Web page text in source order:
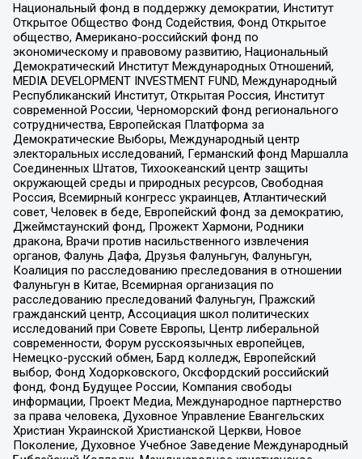
Национальный фонд в поддержку демократии, Институт
Открытое Общество Фонд Содействия, Фонд Открытое
общество, Американо-российский фонд по
экономическому и правовому развитию, Национальный
Демократический Институт Международных Отношений,
MEDIA DEVELOPMENT INVESTMENT FUND, Международный
Республиканский Институт, Открытая Россия, Институт
современной России, Черноморский фонд регионального
сотрудничества, Европейская Платформа за
Демократические Выборы, Международный центр
электоральных исследований, Германский фонд Маршалла
Соединенных Штатов, Тихоокеанский центр защиты
окружающей среды и природных ресурсов, Свободная
Россия, Всемирный конгресс украинцев, Атлантический
совет, Человек в беде, Европейский фонд за демократию,
Джеймстаунский фонд, Прожект Хармони, Родники
дракона, Врачи против насильственного извлечения
органов, Фалунь Дафа, Друзья Фалуньгун, Фалуньгун,
Коалиция по расследованию преследования в отношении
Фалуньгун в Китае, Всемирная организация по
расследованию преследований Фалуньгун, Пражский
гражданский центр, Ассоциация школ политических
исследований при Совете Европы, Центр либеральной
современности, Форум русскоязычных европейцев,
Немецко-русский обмен, Бард колледж, Европейский
выбор, Фонд Ходорковского, Оксфордский российский
фонд, Фонд Будущее России, Компания свободы
информации, Проект Медиа, Международное партнерство
за права человека, Духовное Управление Евангельских
Христиан Украинской Христианской Церкви, Новое
Поколение, Духовное Учебное Заведение Международный